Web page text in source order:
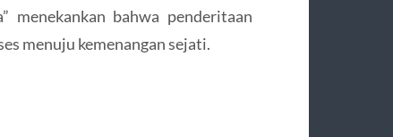
menekankan bahwa penderitaan
menuju kemenangan sejati.